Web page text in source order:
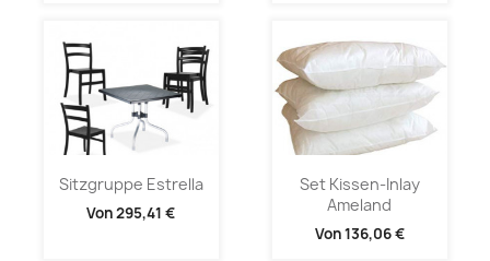
Sitzgruppe Estrella
Von295,41 €
Set Kissen-Inlay
Ameland
Von136,06 €